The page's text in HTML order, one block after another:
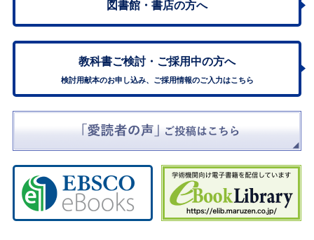
図書館・書店の方へ
教科書ご検討・ ご採用中の方へ
検討用献本のお申し込み、ご採用情報のご入力はこちら